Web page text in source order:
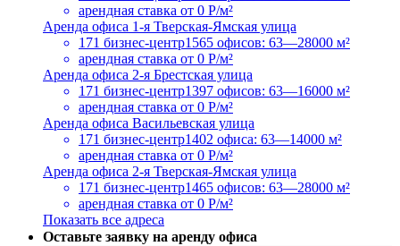
арендная ставка от 0 Р/м²
Аренда офиса 1-я Тверская-Ямская улица
171 бизнес-центр1565 офисов: 63—28000 м²
арендная ставка от 0 Р/м²
Аренда офиса 2-я Брестская улица
171 бизнес-центр1397 офисов: 63—16000 м²
арендная ставка от 0 Р/м²
Аренда офиса Васильевская улица
171 бизнес-центр1402 офиса: 63—14000 м²
арендная ставка от 0 Р/м²
Аренда офиса 2-я Тверская-Ямская улица
171 бизнес-центр1465 офисов: 63—28000 м²
арендная ставка от 0 Р/м²
Показать все адреса
Оставьте заявку на аренду офиса